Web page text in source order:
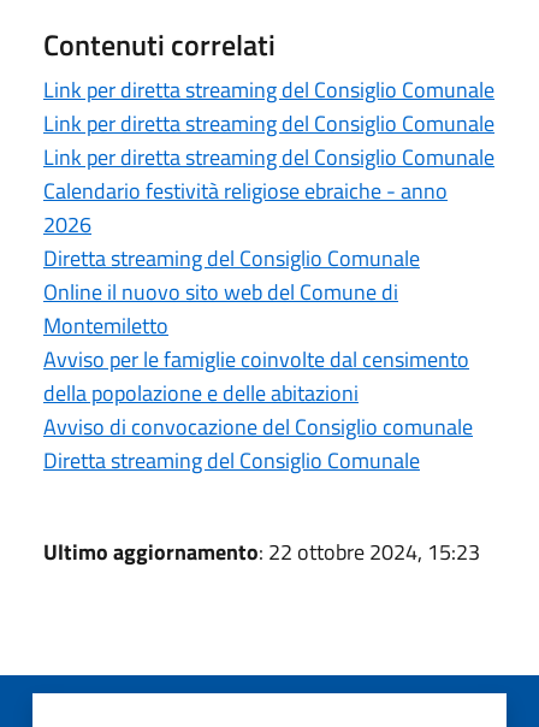
Contenuti correlati
Link per diretta streaming del Consiglio Comunale
Link per diretta streaming del Consiglio Comunale
Link per diretta streaming del Consiglio Comunale
Calendario festività religiose ebraiche - anno
2026
Diretta streaming del Consiglio Comunale
Online il nuovo sito web del Comune di
Montemiletto
Avviso per le famiglie coinvolte dal censimento
della popolazione e delle abitazioni
Avviso di convocazione del Consiglio comunale
Diretta streaming del Consiglio Comunale
Ultimo aggiornamento: 22 ottobre 2024, 15:23